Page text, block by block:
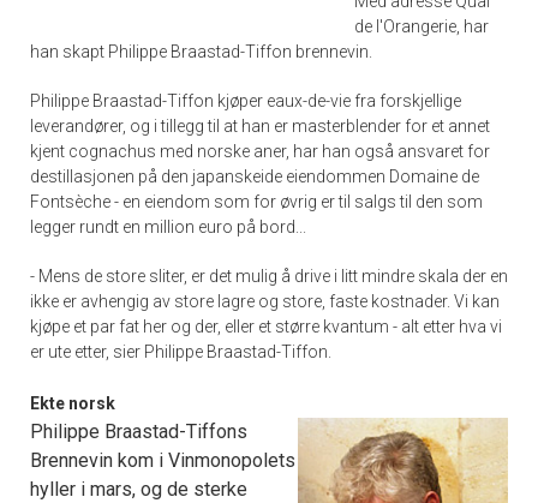
de l'Orangerie, har
han skapt Philippe Braastad-Tiffon brennevin.
Philippe Braastad-Tiffon kjøper eaux-de-vie fra forskjellige
leverandører, og i tillegg til at han er masterblender for et annet
kjent cognachus med norske aner, har han også ansvaret for
destillasjonen på den japanskeide eiendommen Domaine de
Fontsèche - en eiendom som for øvrig er til salgs til den som
legger rundt en million euro på bord...
- Mens de store sliter, er det mulig å drive i litt mindre skala der en
ikke er avhengig av store lagre og store, faste kostnader. Vi kan
kjøpe et par fat her og der, eller et større kvantum - alt etter hva vi
er ute etter, sier Philippe Braastad-Tiffon.
Ekte norsk
Philippe Braastad-Tiffons
Brennevin kom i Vinmonopolets
hyller i mars, og de sterke